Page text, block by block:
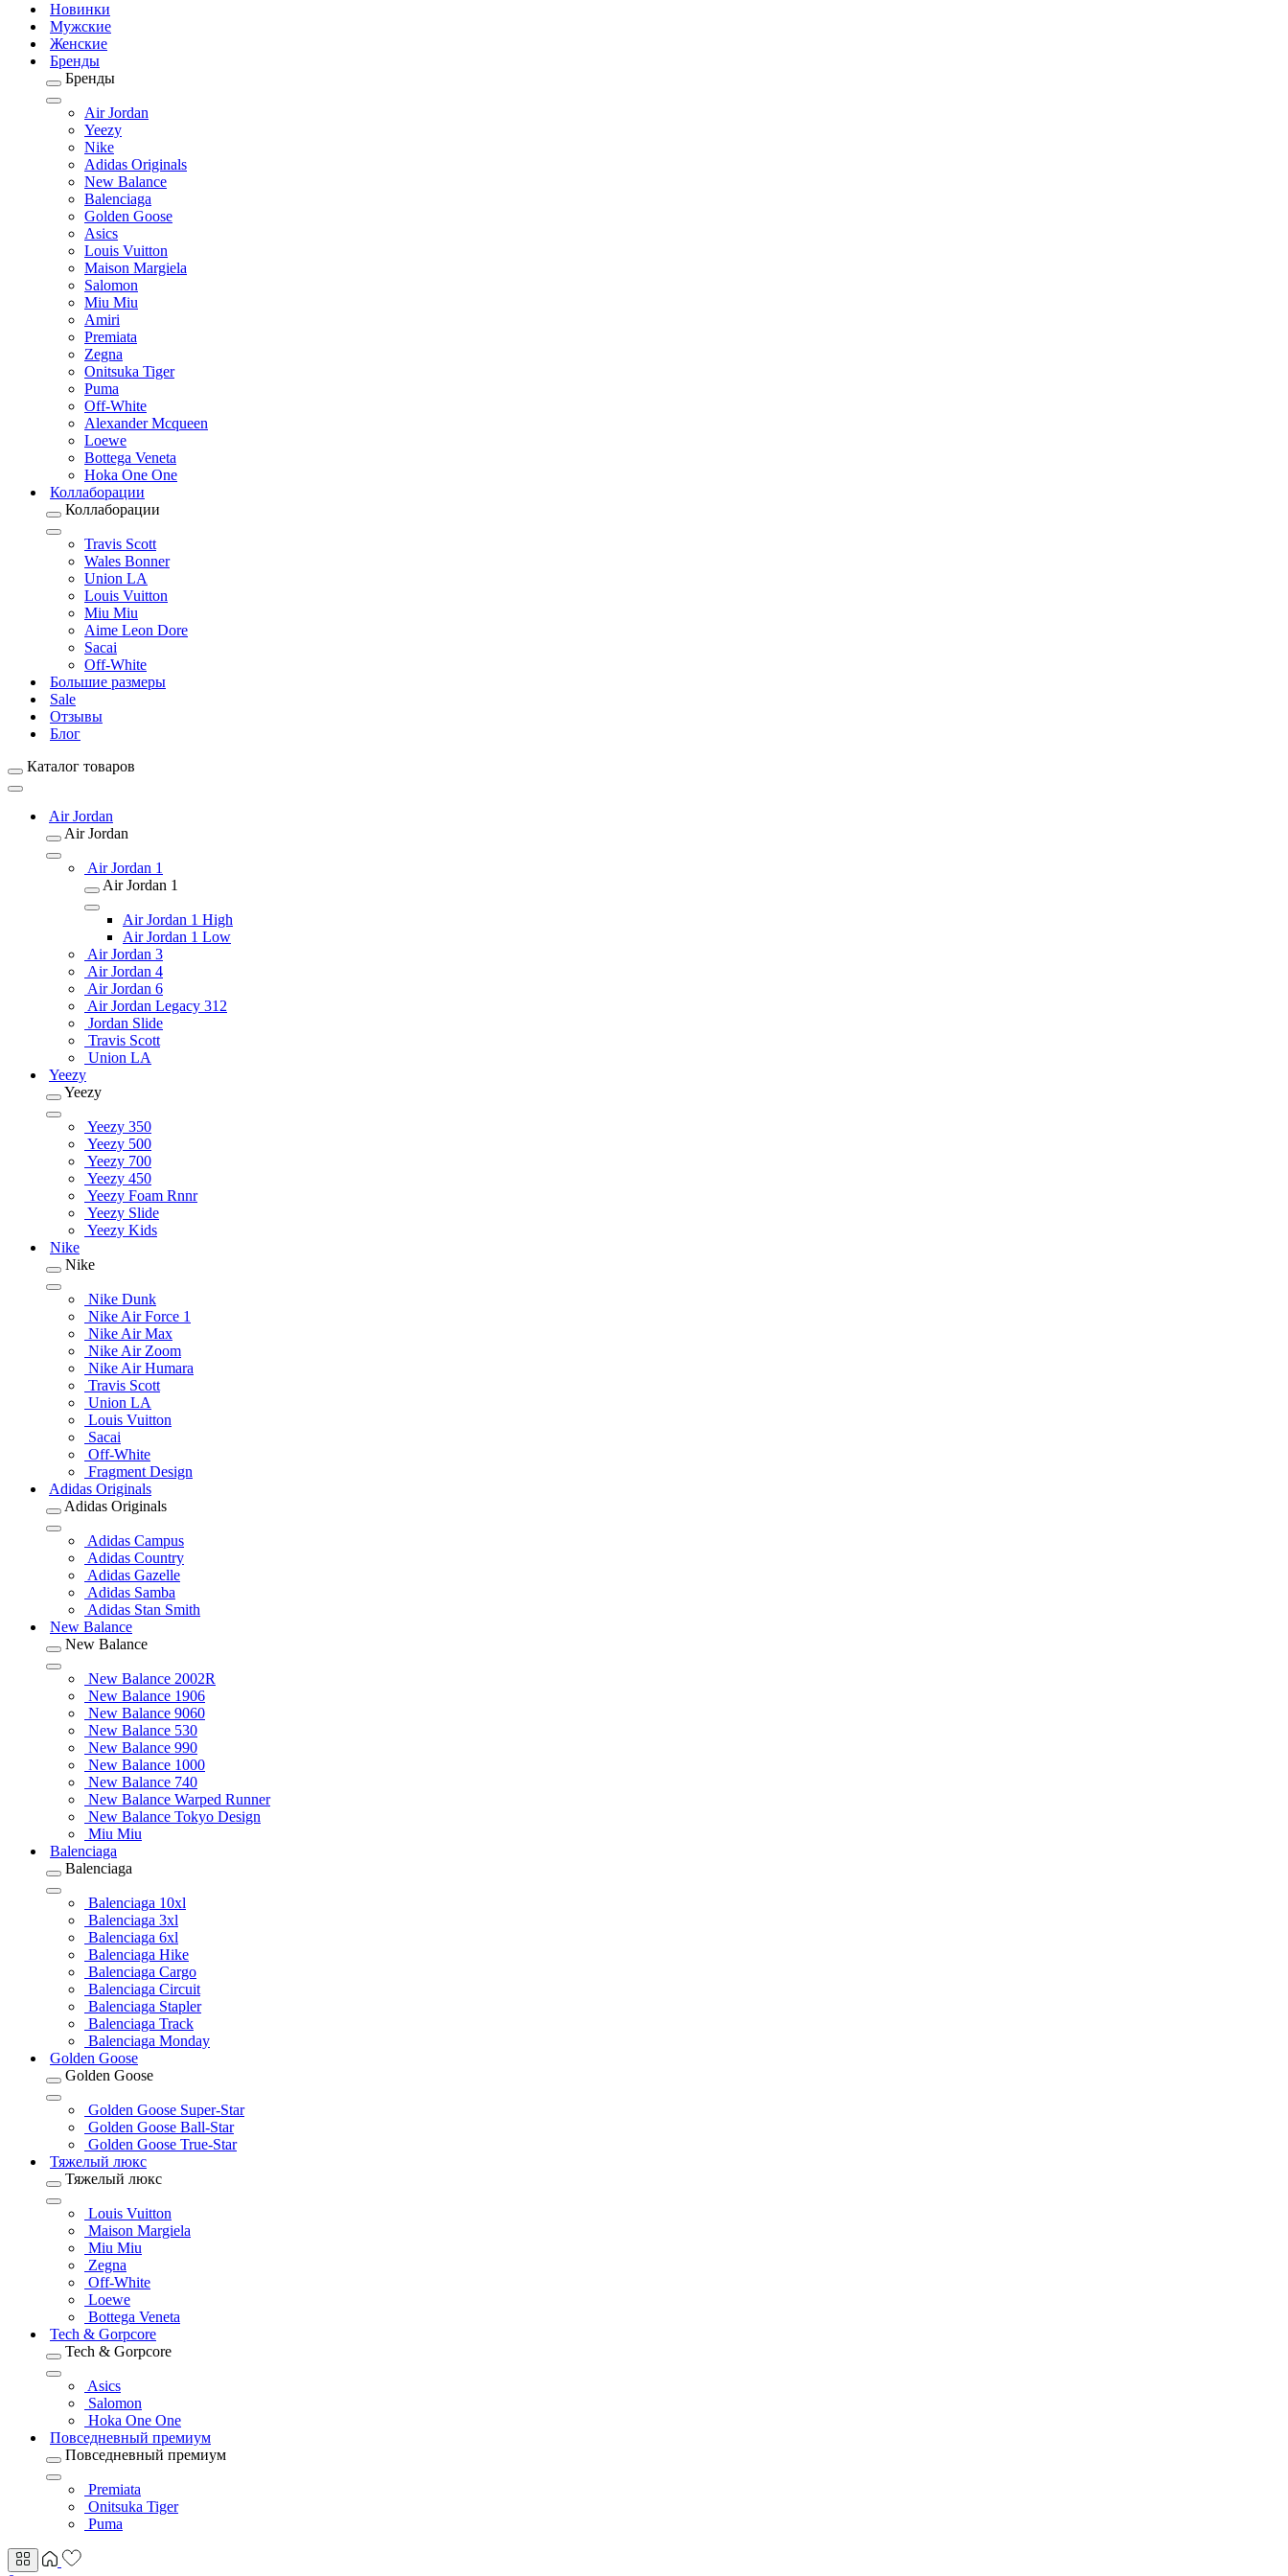
Новинки
Мужские
Женские
Бренды
Бренды
Air Jordan
Yeezy
Nike
Adidas Originals
New Balance
Balenciaga
Golden Goose
Asics
Louis Vuitton
Maison Margiela
Salomon
Miu Miu
Amiri
Premiata
Zegna
Onitsuka Tiger
Puma
Off-White
Alexander Mcqueen
Loewe
Bottega Veneta
Hoka One One
Коллаборации
Коллаборации
Travis Scott
Wales Bonner
Union LA
Louis Vuitton
Miu Miu
Aime Leon Dore
Sacai
Off-White
Большие размеры
Sale
Отзывы
Блог
Каталог товаров
Air Jordan
Air Jordan
Air Jordan 1
Air Jordan 1
Air Jordan 1 High
Air Jordan 1 Low
Air Jordan 3
Air Jordan 4
Air Jordan 6
Air Jordan Legacy 312
Jordan Slide
Travis Scott
Union LA
Yeezy
Yeezy
Yeezy 350
Yeezy 500
Yeezy 700
Yeezy 450
Yeezy Foam Rnnr
Yeezy Slide
Yeezy Kids
Nike
Nike
Nike Dunk
Nike Air Force 1
Nike Air Max
Nike Air Zoom
Nike Air Humara
Travis Scott
Union LA
Louis Vuitton
Sacai
Off-White
Fragment Design
Adidas Originals
Adidas Originals
Adidas Campus
Adidas Country
Adidas Gazelle
Adidas Samba
Adidas Stan Smith
New Balance
New Balance
New Balance 2002R
New Balance 1906
New Balance 9060
New Balance 530
New Balance 990
New Balance 1000
New Balance 740
New Balance Warped Runner
New Balance Tokyo Design
Miu Miu
Balenciaga
Balenciaga
Balenciaga 10xl
Balenciaga 3xl
Balenciaga 6xl
Balenciaga Hike
Balenciaga Cargo
Balenciaga Circuit
Balenciaga Stapler
Balenciaga Track
Balenciaga Monday
Golden Goose
Golden Goose
Golden Goose Super-Star
Golden Goose Ball-Star
Golden Goose True-Star
Тяжелый люкс
Тяжелый люкс
Louis Vuitton
Maison Margiela
Miu Miu
Zegna
Off-White
Loewe
Bottega Veneta
Tech & Gorpcore
Tech & Gorpcore
Asics
Salomon
Hoka One One
Повседневный премиум
Повседневный премиум
Premiata
Onitsuka Tiger
Puma